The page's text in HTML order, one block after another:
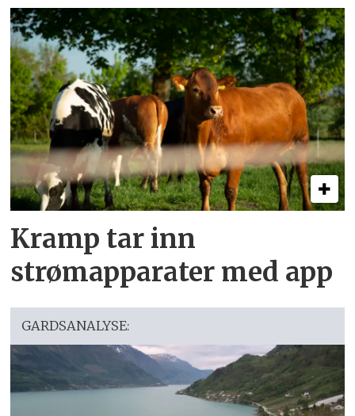
Kramp tar inn
strømapparater med app
GARDSANALYSE: